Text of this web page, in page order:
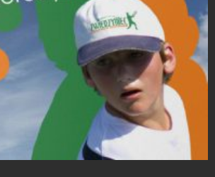
Strony Internetowe